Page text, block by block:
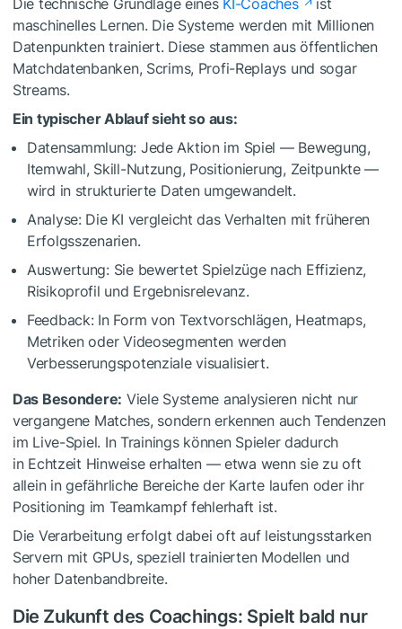
maschinelles Lernen. Die Systeme werden mit Millionen
Datenpunkten trainiert. Diese stammen aus öffentlichen
Matchdatenbanken, Scrims, Profi-Replays und sogar
Streams.
Ein typischer Ablauf sieht so aus:
Datensammlung: Jede Aktion im Spiel — Bewegung,
Itemwahl, Skill-Nutzung, Positionierung, Zeitpunkte —
wird in strukturierte Daten umgewandelt.
Analyse: Die KI vergleicht das Verhalten mit früheren
Erfolgsszenarien.
Auswertung: Sie bewertet Spielzüge nach Effizienz,
Risikoprofil und Ergebnisrelevanz.
Feedback: In Form von Textvorschlägen, Heatmaps,
Metriken oder Videosegmenten werden
Verbesserungspotenziale visualisiert.
Das Besondere: Viele Systeme analysieren nicht nur
vergangene Matches, sondern erkennen auch Tendenzen
im Live-Spiel. In Trainings können Spieler dadurch
in Echtzeit Hinweise erhalten — etwa wenn sie zu oft
allein in gefährliche Bereiche der Karte laufen oder ihr
Positioning im Teamkampf fehlerhaft ist.
Die Verarbeitung erfolgt dabei oft auf leistungsstarken
Servern mit GPUs, speziell trainierten Modellen und
hoher Datenbandbreite.
Die Zukunft des Coachings: Spielt bald nur